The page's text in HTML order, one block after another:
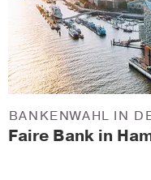
Faire Bank in
BANKENWAHL IN